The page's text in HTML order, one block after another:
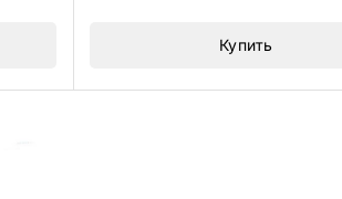
Купить